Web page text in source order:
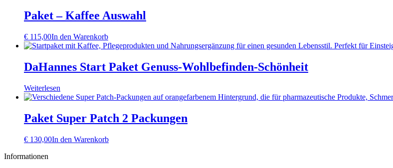
Paket – Kaffee Auswahl
€ 115,00In den Warenkorb
DaHannes Start Paket Genuss-Wohlbefinden-Schönheit
Weiterlesen
Paket Super Patch 2 Packungen
€ 130,00In den Warenkorb
Informationen